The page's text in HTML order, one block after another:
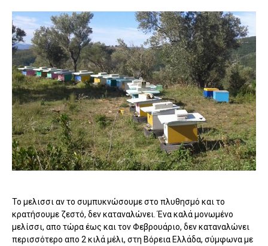
Το μελισσι αν το συμπυκνώσουμε στο πλυθησμό και το
κρατήσουμε ζεστό, δεν καταναλώνει. Ένα καλά μονωμένο
μελίσσι, απο τώρα έως και τον Φεβρουάριο, δεν καταναλώνει
περισσότερο απο 2 κιλά μέλι, στη Βόρεια Ελλάδα, σύμφωνα με